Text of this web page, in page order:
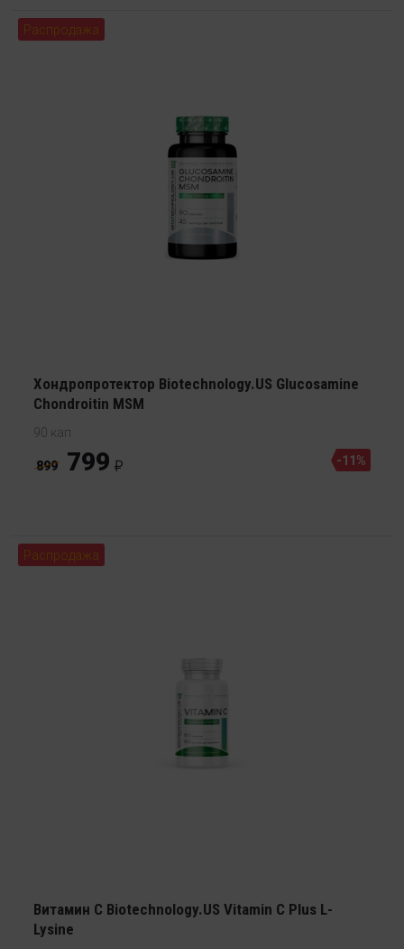
Распродажа
Хондропротектор Biotechnology.US Glucosamine
Chondroitin MSM
90 кап
899 799 -11%
Распродажа
Витамин С Biotechnology.US Vitamin C Plus L-
Lysine